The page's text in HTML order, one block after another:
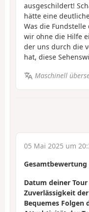
ausgeschildert!
hätte eine
Was die
wir ohne die Hilfe
der uns durch die
hat, diese
Maschinell
05 Mai 2025 um
Gesamtbewertung
Datum deiner Tour
Zuverlässigkeit
Bequemes Folgen